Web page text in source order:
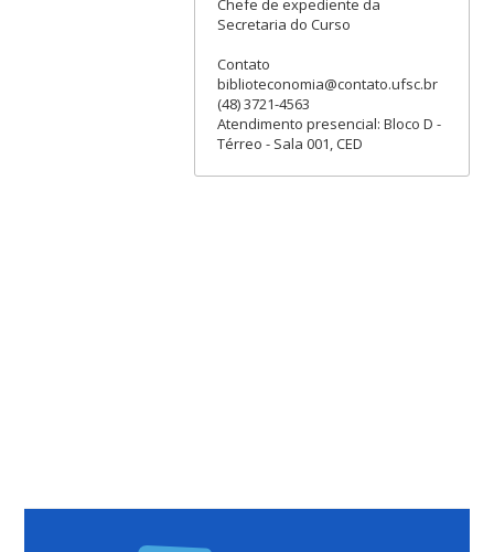
Chefe de expediente da
Secretaria do Curso
Contato
biblioteconomia@contato.ufsc.br
(48) 3721-4563
Atendimento presencial: Bloco D -
Térreo - Sala 001, CED